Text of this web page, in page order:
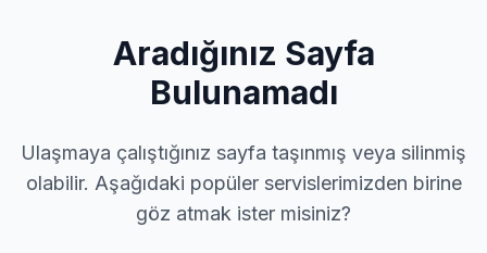
Aradığınız Sayfa
Bulunamadı
Ulaşmaya çalıştığınız sayfa taşınmış veya silinmiş
olabilir. Aşağıdaki popüler servislerimizden birine
göz atmak ister misiniz?